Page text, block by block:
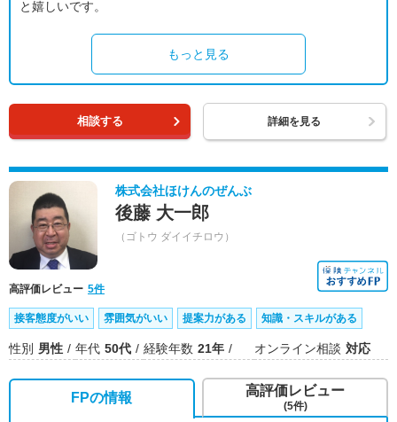
と嬉しいです。
もっと見る
相談する 詳細を見る
株式会社ほけんのぜんぶ
後藤 大一郎
（ゴトウ ダイイチロウ）
高評価レビュー 5件
接客態度がいい 雰囲気がいい 提案力がある 知識・スキルがある
性別 男性 年代 50代 経験年数 21年 オンライン相談 対応
FPの情報 高評価レビュー
(5件)